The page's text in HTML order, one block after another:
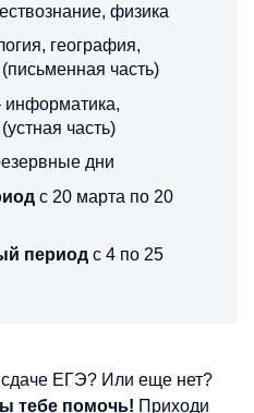
физика
география,
часть)
часть)
дни
с 20 марта по 20
период с 4 по 25
сдаче ЕГЭ? Или еще нет?
тебе помочь! Приходи